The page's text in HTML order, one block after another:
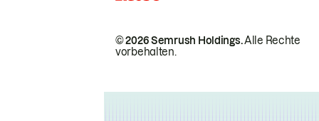
© 2026 Semrush Holdings.Alle Rechte
vorbehalten.